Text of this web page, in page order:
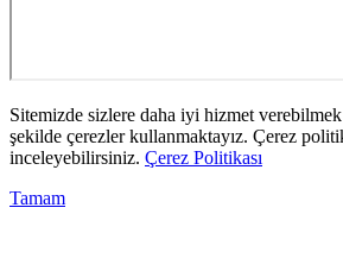
Sitemizde sizlere daha iyi hizmet
şekilde çerezler kullanmaktayız. Çerez
inceleyebilirsiniz. Çerez Politikası
Tamam